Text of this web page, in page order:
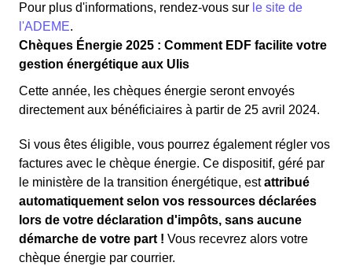
Pour plus d'informations, rendez-vous sur le site de
l'ADEME.
Chèques Énergie 2025 : Comment EDF facilite votre
gestion énergétique aux Ulis
Cette année, les chèques énergie seront envoyés
directement aux bénéficiaires à partir de 25 avril 2024.
Si vous êtes éligible, vous pourrez également régler vos
factures avec le chèque énergie. Ce dispositif, géré par
le ministère de la transition énergétique, estattribué
automatiquement selon vos ressources déclarées
lors de votre déclaration d'impôts, sans aucune
démarche de votre part ! Vous recevrez alors votre
chèque énergie par courrier.